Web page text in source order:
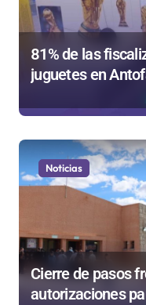
81% de las
juguetes en
en sumarios
Noticias
Cierre de pasos
autorizaciones